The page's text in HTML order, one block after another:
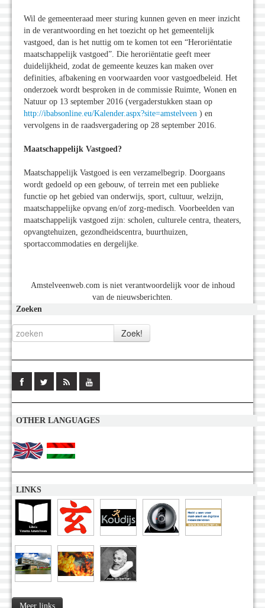
Wil de gemeenteraad meer sturing kunnen geven en meer inzicht
in de verantwoording en het toezicht op het gemeentelijk
vastgoed, dan is het nuttig om te komen tot een “Heroriëntatie
maatschappelijk vastgoed”. Die heroriëntatie geeft meer
duidelijkheid, zodat de gemeente keuzes kan maken over
definities, afbakening en voorwaarden voor vastgoedbeleid. Het
onderzoek wordt besproken in de commissie Ruimte, Wonen en
Natuur op 13 september 2016 (vergaderstukken staan op
http://ibabsonline.eu/Kalender.aspx?site=amstelveen ) en
vervolgens in de raadsvergadering op 28 september 2016.
Maatschappelijk Vastgoed?
Maatschappelijk Vastgoed is een verzamelbegrip. Doorgaans
wordt gedoeld op een gebouw, of terrein met een publieke
functie op het gebied van onderwijs, sport, cultuur, welzijn,
maatschappelijke opvang en/of zorg-medisch. Voorbeelden van
maatschappelijk vastgoed zijn: scholen, culturele centra, theaters,
opvangtehuizen, gezondheidscentra, buurthuizen,
sportaccommodaties en dergelijke.
Amstelveenweb.com is niet verantwoordelijk voor de inhoud
van de nieuwsberichten.
Zoeken
OTHER LANGUAGES
LINKS
Meer links